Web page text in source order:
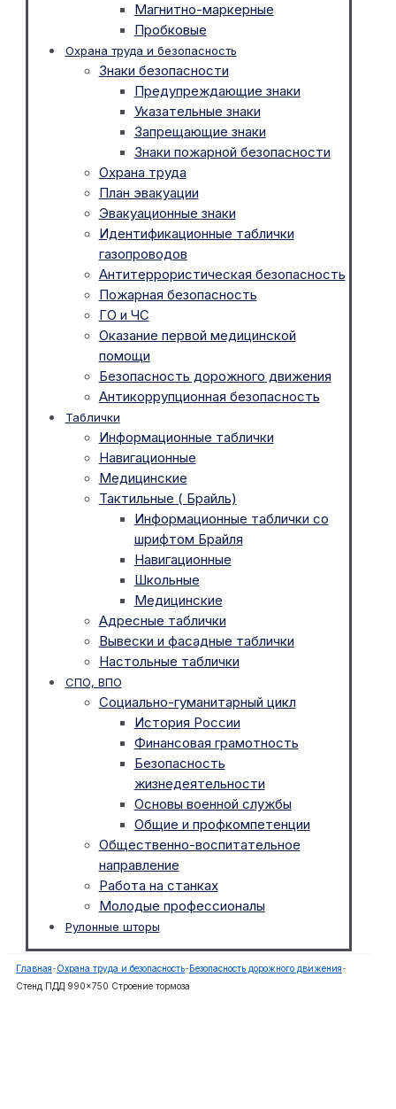
Магнитно-маркерные
Пробковые
Охрана труда и безопасность
Знаки безопасности
Предупреждающие знаки
Указательные знаки
Запрещающие знаки
Знаки пожарной безопасности
Охрана труда
План эвакуации
Эвакуационные знаки
Идентификационные таблички
газопроводов
Антитеррористическая безопасность
Пожарная безопасность
ГО и ЧС
Оказание первой медицинской
помощи
Безопасность дорожного движения
Антикоррупционная безопасность
Таблички
Информационные таблички
Навигационные
Медицинские
Тактильные ( Брайль)
Информационные таблички со
шрифтом Брайля
Навигационные
Школьные
Медицинские
Адресные таблички
Вывески и фасадные таблички
Настольные таблички
СПО, ВПО
Социально-гуманитарный цикл
История России
Финансовая грамотность
Безопасность
жизнедеятельности
Основы военной службы
Общие и профкомпетенции
Общественно-воспитательное
направление
Работа на станках
Молодые профессионалы
Рулонные шторы
Главная-Охрана труда и безопасность- Безопасность дорожного движения-
Стенд ПДД 990×750 Строение тормоза